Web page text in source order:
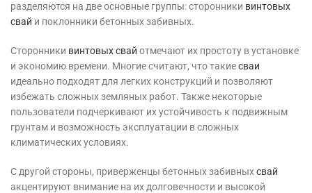
разделяются на две основные группы: сторонники винтовых
свай и поклонники бетонных забивных.
Сторонники винтовых свай отмечают их простоту в установке
и экономию времени. Многие считают, что такиесваи
идеально подходят для легких конструкций и позволяют
избежать сложных земляных работ. Также некоторые
пользователи подчеркивают их устойчивость к подвижным
грунтам и возможность эксплуатации в сложных
климатических условиях.
С другой стороны, приверженцы бетонных забивныхсвай
акцентируют внимание на их долговечности и высокой